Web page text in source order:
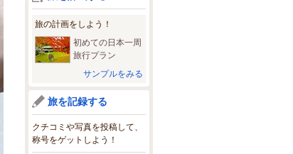
旅の計画をしよう！
初めての日本一周
旅行プラン
サンプルをみる
旅を記録する
クチコミや写真を投稿して、
称号をゲットしよう！